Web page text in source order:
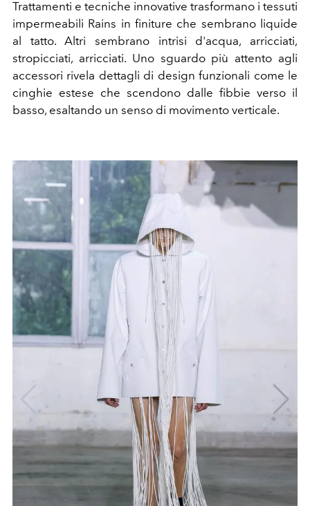
Trattamenti e tecniche innovative trasformano i tessuti
impermeabili Rains in finiture che sembrano liquide
al tatto. Altri sembrano intrisi d'acqua, arricciati,
stropicciati, arricciati. Uno sguardo più attento agli
accessori rivela dettagli di design funzionali come le
cinghie estese che scendono dalle fibbie verso il
basso, esaltando un senso di movimento verticale.